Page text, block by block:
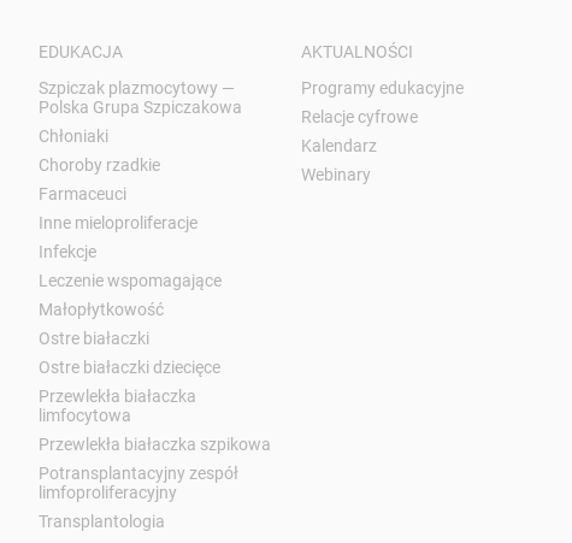
EDUKACJA
Szpiczak plazmocytowy —
Polska Grupa Szpiczakowa
Chłoniaki
Choroby rzadkie
Farmaceuci
Inne mieloproliferacje
Infekcje
Leczenie wspomagające
Małopłytkowość
Ostre białaczki
Ostre białaczki dziecięce
Przewlekła białaczka
limfocytowa
Przewlekła białaczka szpikowa
Potransplantacyjny zespół
limfoproliferacyjny
Transplantologia
AKTUALNOŚCI
Programy edukacyjne
Relacje cyfrowe
Kalendarz
Webinary